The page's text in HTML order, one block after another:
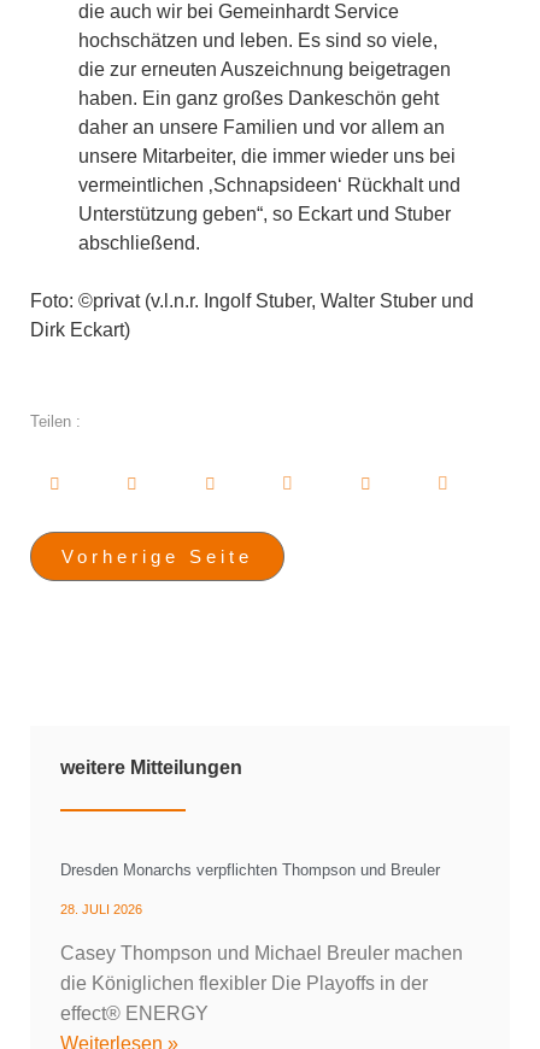
die auch wir bei Gemeinhardt Service
hochschätzen und leben. Es sind so viele,
die zur erneuten Auszeichnung beigetragen
haben. Ein ganz großes Dankeschön geht
daher an unsere Familien und vor allem an
unsere Mitarbeiter, die immer wieder uns bei
vermeintlichen ‚Schnapsideen‘ Rückhalt und
Unterstützung geben“, so Eckart und Stuber
abschließend.
Foto: ©privat (v.l.n.r. Ingolf Stuber, Walter Stuber und
Dirk Eckart)
Teilen :
Vorherige Seite
weitere Mitteilungen
Dresden Monarchs verpflichten Thompson und Breuler
28. JULI 2026
Casey Thompson und Michael Breuler machen
die Königlichen flexibler Die Playoffs in der
effect® ENERGY
Weiterlesen »